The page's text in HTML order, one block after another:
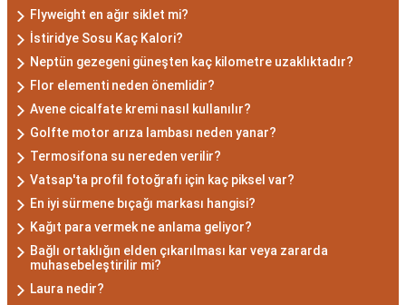
Akrep burcu erkeği, genellikle güçlü bir karaktere
ve derin bir içsel güce sahiptir. Karizmatik ve
etkileyici kişilikleriyle dikkat çekerler. Akrep burcu
erkekleri, duygusal derinlikleri ve tutkulu
yaklaşımlarıyla ilişkilerde derin bağlar kurabilirler.
Ancak, bazen kıskançlık eğilimleri de
gösterebilirler.
Akrep Burcu Kadını
Özellikleri: Çekici ve Zeki
Flyweight en ağır siklet mi?
İstiridye Sosu Kaç Kalori?
Neptün gezegeni güneşten kaç kilometre uzaklıktadır?
Flor elementi neden önemlidir?
Avene cicalfate kremi nasıl kullanılır?
Golfte motor arıza lambası neden yanar?
Termosifona su nereden verilir?
Vatsap'ta profil fotoğrafı için kaç piksel var?
En iyi sürmene bıçağı markası hangisi?
Kağıt para vermek ne anlama geliyor?
Bağlı ortaklığın elden çıkarılması kar veya zararda
muhasebeleştirilir mi?
Laura nedir?